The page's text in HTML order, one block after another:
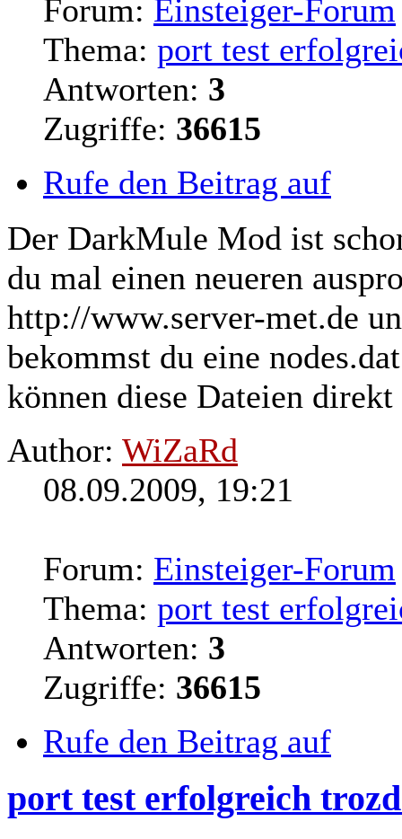
Forum: Einsteiger-Forum
Thema: port test
Antworten: 3
Zugriffe: 36615
Rufe den Beitrag auf
Der DarkMule Mod ist
du mal einen neueren
http://www.server-met.de
bekommst du eine
können diese Dateien
Author: WiZaRd
08.09.2009, 19:21
Forum: Einsteiger-Forum
Thema: port test
Antworten: 3
Zugriffe: 36615
Rufe den Beitrag auf
port test erfolgreich